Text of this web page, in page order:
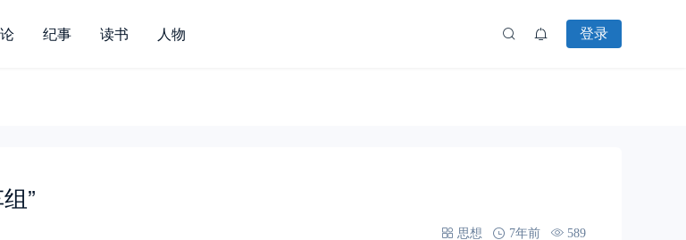
纪事 读书 人物 登录
”
思想 7年前 589